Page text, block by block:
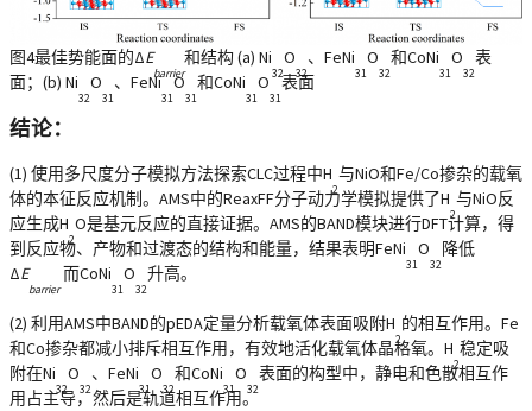
图4最佳势能面的ΔE
barrier
和结构 (a) Ni
32
O
32
、FeNi
31
O
32
和CoNi
31
O
32
表
面；(b) Ni
32
O
31
、FeNi
31
O
31
和CoNi
31
O
31
表面
结论：
(1) 使用多尺度分子模拟方法探索CLC过程中H
2
与NiO和Fe/Co掺杂的载氧
体的本征反应机制。AMS中的ReaxFF分子动力学模拟提供了H
2
与NiO反
应生成H
2
O是基元反应的直接证据。AMS的BAND模块进行DFT计算，得
到反应物、产物和过渡态的结构和能量，结果表明FeNi
31
O
32
降低
ΔE
barrier
而CoNi
31
O
32
升高。
(2) 利用AMS中BAND的pEDA定量分析载氧体表面吸附H
2
的相互作用。Fe
和Co掺杂都减小排斥相互作用，有效地活化载氧体晶格氧。H
2
稳定吸
附在Ni
32
O
32
、FeNi
31
O
32
和CoNi
31
O
32
表面的构型中，静电和色散相互作
用占主导，然后是轨道相互作用。